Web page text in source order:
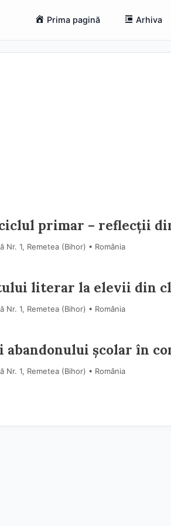
Prima pagină Arhiva
primar – reflecții
Nr. 1, Remetea (Bihor) • România
literar la elevii din
Nr. 1, Remetea (Bihor) • România
abandonului școlar în
Nr. 1, Remetea (Bihor) • România